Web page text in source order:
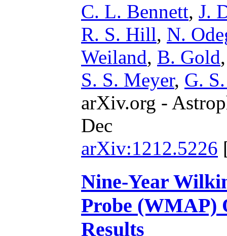
C. L. Bennett, J.
R. S. Hill, N.
Weiland, B. Gold
S. S. Meyer, G.
arXiv.org -
Dec
arXiv:1212.5226
Nine-Year
Probe (WMAP)
Results